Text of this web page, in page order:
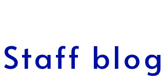
Staff blog